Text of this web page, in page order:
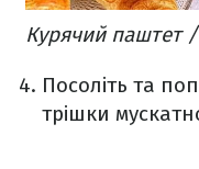
Курячий паштет
Посоліть та
трішки